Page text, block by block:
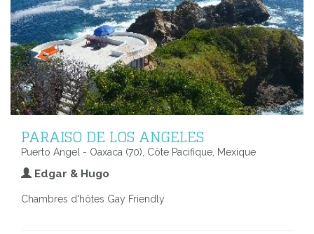
PARAISO DE LOS ANGELES
Puerto Angel - Oaxaca (70), Côte Pacifique, Mexique
Edgar & Hugo
Chambres d'hôtes Gay Friendly